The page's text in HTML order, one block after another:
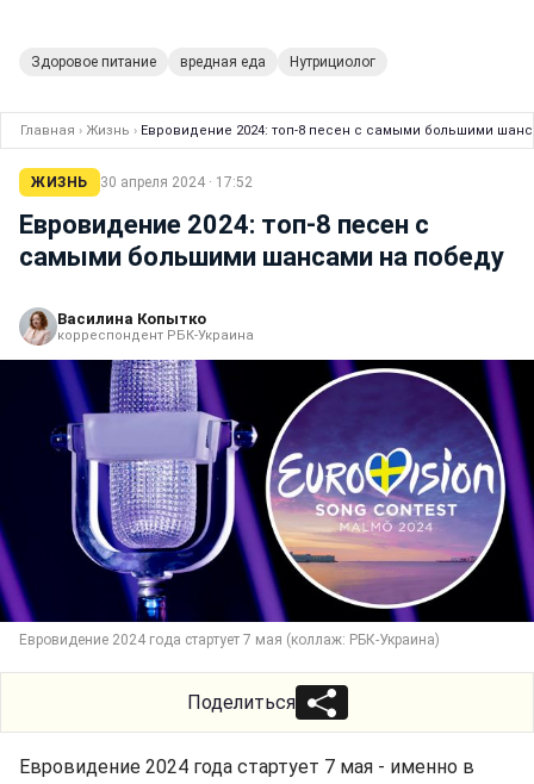
Здоровое питание вредная еда Нутрициолог
Главная › Жизнь › Евровидение 2024: топ-8 песен с самыми большими
ЖИЗНЬ 30 апреля 2024 · 17:52
Евровидение 2024: топ-8 песен с
самыми большими шансами на победу
Василина Копытко
корреспондент РБК-Украина
Евровидение 2024 года стартует 7 мая (коллаж: РБК-Украина)
Поделиться
Евровидение 2024 года стартует 7 мая - именно в